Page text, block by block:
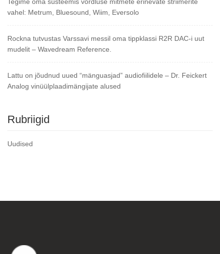
vahel: Metrum, Bluesound, Wiim, Eversolo
Rockna tutvustas Varssavi messil oma tippklassi R2R DAC-i uut
mudelit – Wavedream Reference.
Lattu on jõudnud uued “mänguasjad” audiofiilidele – Dr. Feickert
Analog vinüülplaadimängijate alused
Rubriigid
Uudised